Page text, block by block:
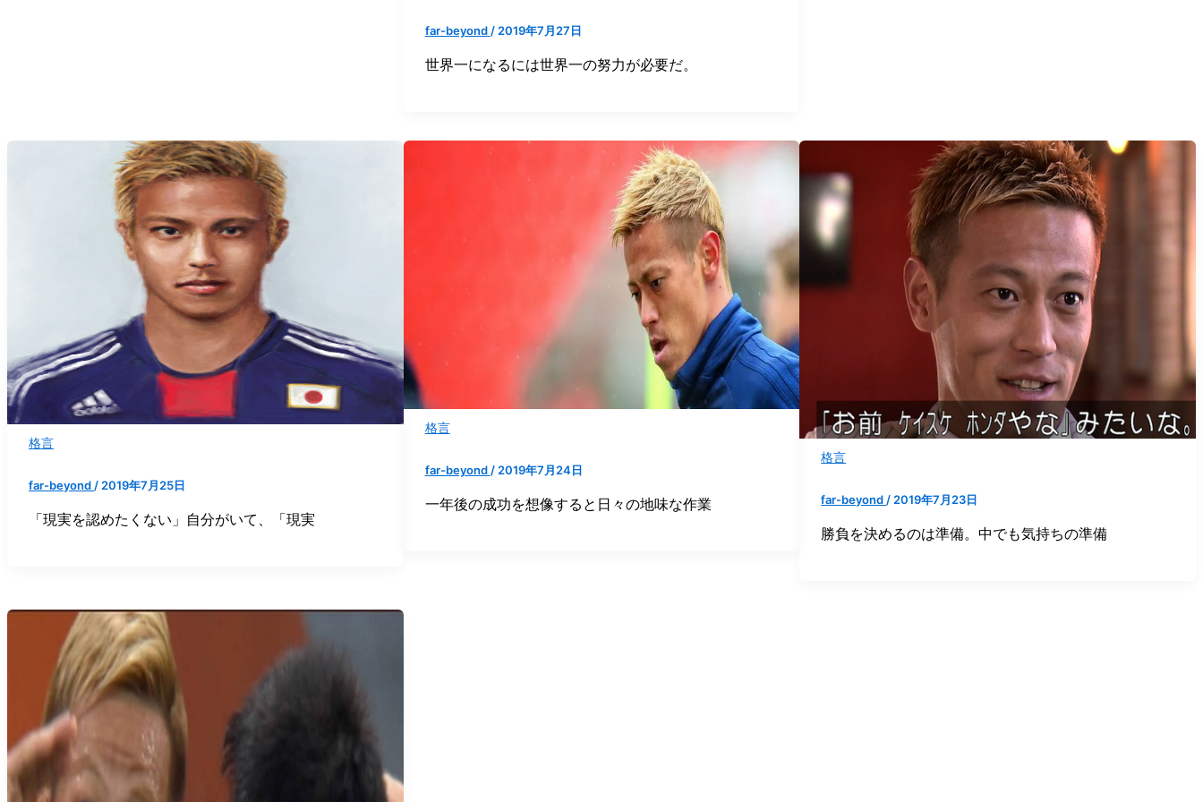
far-beyond/2019年7月27日
世界一になるには世界一の努力が必要だ。
格言
far-beyond/2019年7月25日
「現実を認めたくない」自分がいて、「現実
格言
far-beyond/2019年7月24日
一年後の成功を想像すると日々の地味な作業
格言
far-beyond/2019年7月23日
勝負を決めるのは準備。中でも気持ちの準備